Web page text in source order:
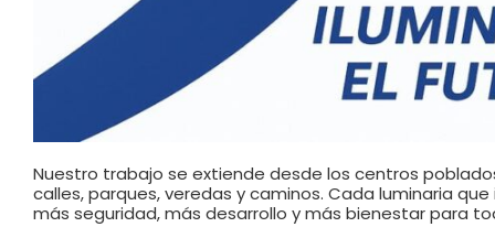
Nuestro trabajo se extiende desde los centros
calles, parques, veredas y caminos. Cada luminaria
más seguridad, más desarrollo y más bienestar para